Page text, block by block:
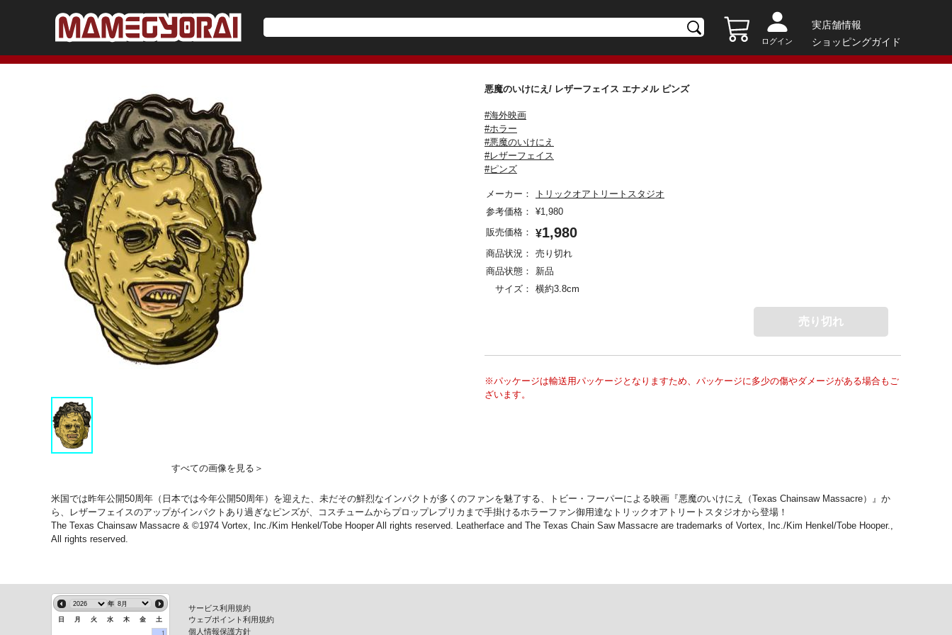
ログイン
実店舗情報
ショッピングガイド
すべての画像を見る＞
悪魔のいけにえ/ レザーフェイス エナメル ピンズ
#海外映画
#ホラー
#悪魔のいけにえ
#レザーフェイス
#ピンズ
メーカー：
トリックオアトリートスタジオ
参考価格：
¥1,980
販売価格：
¥1,980
商品状況：
売り切れ
商品状態：
新品
サイズ：
横約3.8cm
売り切れ
※パッケージは輸送用パッケージとなりますため、パッケージに多少の傷やダメージがある場合もご
ざいます。
米国では昨年公開50周年（日本では今年公開50周年）を迎えた、未だその鮮烈なインパクトが多くのファンを魅了する、トビー・フーパーによる映画『悪魔のいけにえ（Texas Chainsaw Massacre）』か
ら、レザーフェイスのアップがインパクトあり過ぎなピンズが、コスチュームからプロップレプリカまで手掛けるホラーファン御用達なトリックオアトリートスタジオから登場！
The Texas Chainsaw Massacre & ©1974 Vortex, Inc./Kim Henkel/Tobe Hooper All rights reserved. Leatherface and The Texas Chain Saw Massacre are trademarks of Vortex, Inc./Kim Henkel/Tobe Hooper.,
All rights reserved.
年
日 月 火 水 木 金
土
1
サービス利用規約
ウェブポイント利用規約
個人情報保護方針